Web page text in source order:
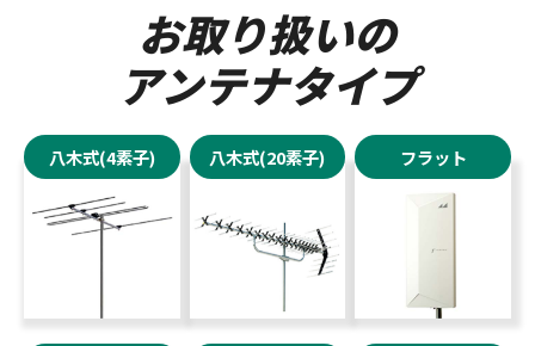
お取り扱いの
アンテナタイプ
八木式(4素子) 八木式(20素子) フラット